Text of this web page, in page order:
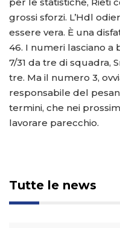
grossi sforzi. L’Hdl
essere vera. È una
46. I numeri lasciano a
7/31 da tre di squadra,
tre. Ma il numero 3,
responsabile del
termini, che nei
lavorare parecchio.
Tutte le news